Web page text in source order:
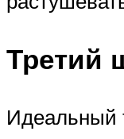
Третий
Идеальный